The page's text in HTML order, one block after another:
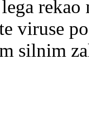
viruse
silnim